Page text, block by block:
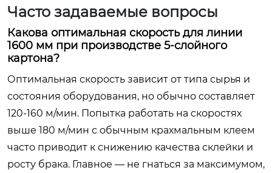
Часто задаваемые вопросы
Какова оптимальная скорость для линии
1600 мм при производстве 5-слойного
картона?
Оптимальная скорость зависит от типа сырья и
состояния оборудования, но обычно составляет
120-160 м/мин. Попытка работать на скоростях
выше 180 м/мин с обычным крахмальным клеем
часто приводит к снижению качества склейки и
росту брака. Главное — не гнаться за максимумом,